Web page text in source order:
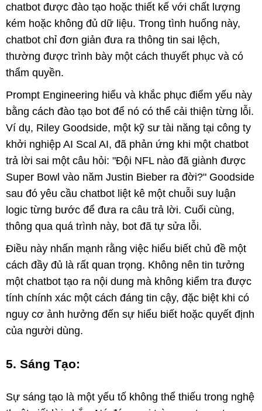
chatbot được đào tạo hoặc thiết kế với chất lượng
kém hoặc không đủ dữ liệu. Trong tình huống này,
chatbot chỉ đơn giản đưa ra thông tin sai lệch,
thường được trình bày một cách thuyết phục và có
thẩm quyền.
Prompt Engineering hiểu và khắc phục điểm yếu này
bằng cách đào tạo bot để nó có thể cải thiện từng lỗi.
Ví dụ, Riley Goodside, một kỹ sư tài năng tại công ty
khởi nghiệp AI Scal AI, đã phản ứng khi một chatbot
trả lời sai một câu hỏi: "Đội NFL nào đã giành được
Super Bowl vào năm Justin Bieber ra đời?" Goodside
sau đó yêu cầu chatbot liệt kê một chuỗi suy luận
logic từng bước để đưa ra câu trả lời. Cuối cùng,
thông qua quá trình này, bot đã tự sửa lỗi.
Điều này nhấn mạnh rằng việc hiểu biết chủ đề một
cách đầy đủ là rất quan trọng. Không nên tin tưởng
một chatbot tạo ra nội dung mà không kiểm tra được
tính chính xác một cách đáng tin cậy, đặc biệt khi có
nguy cơ ảnh hưởng đến sự hiểu biết hoặc quyết định
của người dùng.
5. Sáng Tạo:
Sự sáng tạo là một yếu tố không thể thiếu trong nghệ